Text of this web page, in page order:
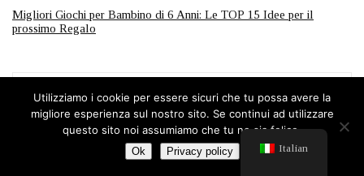
Migliori Giochi per Bambino di 6 Anni: Le TOP 15 Idee per il
prossimo Regalo
OFFERTE SETTIMANALI
41,70€
99,33€
Italian
Utilizziamo i cookie per essere sicuri che tu possa avere la
migliore esperienza sul nostro sito. Se continui ad utilizzare
questo sito noi assumiamo che tu ne sia felice.
Ok Privacy policy